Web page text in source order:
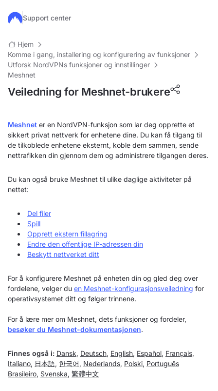
Hopp til hovedinnhold
Support center
Hjem
Komme i gang, installering og konfigurering av funksjoner
Utforsk NordVPNs funksjoner og innstillinger
Meshnet
Veiledning for Meshnet-brukere
Meshnet er en NordVPN-funksjon som lar deg opprette et
sikkert privat nettverk for enhetene dine. Du kan få tilgang til
de tilkoblede enhetene eksternt, koble dem sammen, sende
nettrafikken din gjennom dem og administrere tilgangen deres.
Du kan også bruke Meshnet til ulike daglige aktiviteter på
nettet:
Del filer
Spill
Opprett ekstern fillagring
Endre den offentlige IP-adressen din
Beskytt nettverket ditt
For å konfigurere Meshnet på enheten din og gled deg over
fordelene, velger du en Meshnet-konfigurasjonsveiledning for
operativsystemet ditt og følger trinnene.
For å lære mer om Meshnet, dets funksjoner og fordeler,
besøker du Meshnet-dokumentasjonen.
Finnes også i: Dansk, Deutsch, English, Español, Français,
Italiano, 日本語, 한국어 , Nederlands, Polski, Português
Brasileiro, Svenska, 繁體中文